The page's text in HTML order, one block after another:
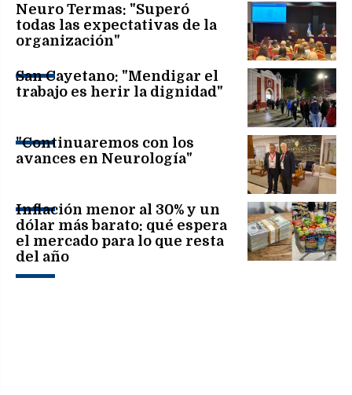
Neuro Termas: "Superó
todas las expectativas de la
organización"
San Cayetano: "Mendigar el
trabajo es herir la dignidad"
"Continuaremos con los
avances en Neurología"
Inflación menor al 30% y un
dólar más barato: qué espera
el mercado para lo que resta
del año